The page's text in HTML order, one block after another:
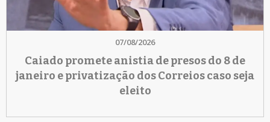
07/08/2026
Caiado promete anistia de presos do 8 de
janeiro e privatização dos Correios caso seja
eleito